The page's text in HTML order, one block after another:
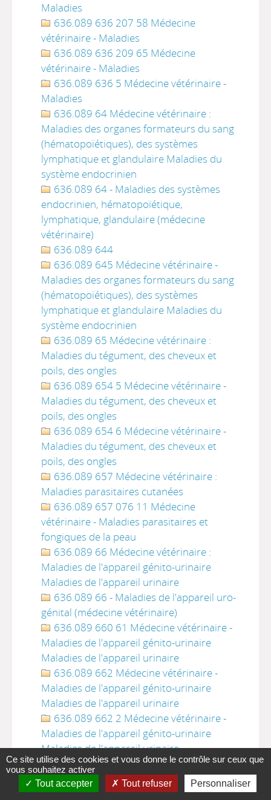
Maladies
636.089 636 207 58 Médecine
vétérinaire - Maladies
636.089 636 209 65 Médecine
vétérinaire - Maladies
636.089 636 5 Médecine vétérinaire -
Maladies
636.089 64 Médecine vétérinaire :
Maladies des organes formateurs du sang
(hématopoïétiques), des systèmes
lymphatique et glandulaire Maladies du
système endocrinien
636.089 64 - Maladies des systèmes
endocrinien, hématopoïétique,
lymphatique, glandulaire (médecine
vétérinaire)
636.089 644
636.089 645 Médecine vétérinaire -
Maladies des organes formateurs du sang
(hématopoïétiques), des systèmes
lymphatique et glandulaire Maladies du
système endocrinien
636.089 65 Médecine vétérinaire :
Maladies du tégument, des cheveux et
poils, des ongles
636.089 654 5 Médecine vétérinaire -
Maladies du tégument, des cheveux et
poils, des ongles
636.089 654 6 Médecine vétérinaire -
Maladies du tégument, des cheveux et
poils, des ongles
636.089 657 Médecine vétérinaire :
Maladies parasitaires cutanées
636.089 657 076 11 Médecine
vétérinaire - Maladies parasitaires et
fongiques de la peau
636.089 66 Médecine vétérinaire :
Maladies de l'appareil génito-urinaire
Maladies de l'appareil urinaire
636.089 66 - Maladies de l'appareil uro-
génital (médecine vétérinaire)
636.089 660 61 Médecine vétérinaire -
Maladies de l'appareil génito-urinaire
Maladies de l'appareil urinaire
636.089 662 Médecine vétérinaire -
Maladies de l'appareil génito-urinaire
Maladies de l'appareil urinaire
636.089 662 2 Médecine vétérinaire -
Maladies de l'appareil génito-urinaire
Maladies de l'appareil urinaire
636.089 665 Médecine vétérinaire -
Maladies de l'appareil génital
636.089 67 Maladies de l'appareil
Ce site utilise des cookies et vous donne le contrôle sur ceux que
vous souhaitez activer
Tout accepter
Tout refuser Personnaliser